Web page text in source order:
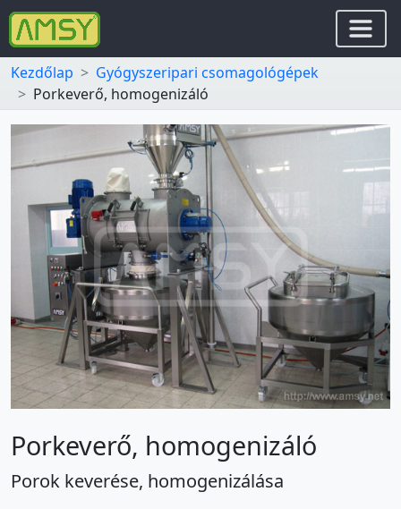
Kezdőlap
Gyógyszeripari csomagológépek
Porkeverő, homogenizáló
Porkeverő, homogenizáló
Porok keverése, homogenizálása